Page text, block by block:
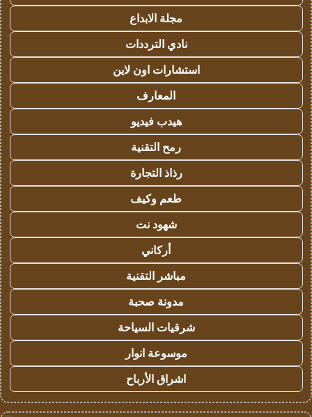
مجلة الابداع
نادي الترددات
استشارات اون لاين
المعارف
هيدب فيديو
رمح التقنية
رذاذ التجارة
طعم وكيف
شهود نت
أركاني
مباشر التقنية
مدونة صحبة
شرقيات السياحة
موسوعة انوار
اشراق الأرباح